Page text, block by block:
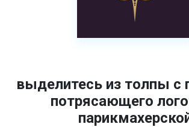
выделитесь из толпы
потрясающего